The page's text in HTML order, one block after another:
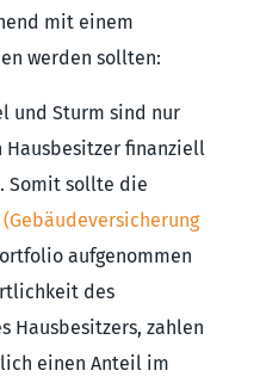
mit einem
werden sollten:
und Sturm sind nur
Hausbesitzer finanziell
Somit sollte die
(Gebäudeversicherung
aufgenommen
des
Hausbesitzers, zahlen
einen Anteil im